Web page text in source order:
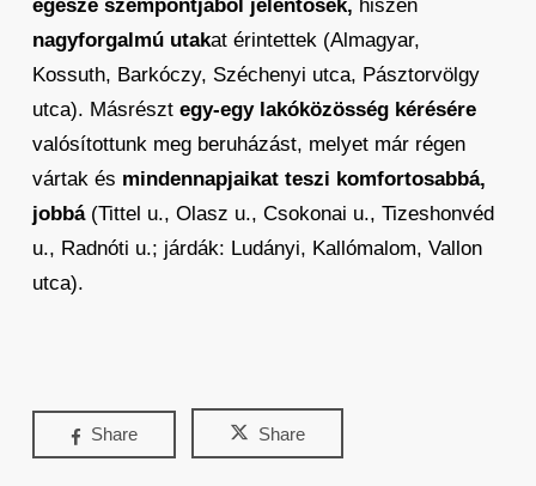
egésze szempontjából jelentősek, hiszen
nagyforgalmú utakat érintettek (Almagyar,
Kossuth, Barkóczy, Széchenyi utca, Pásztorvölgy
utca). Másrészt egy-egy lakóközösség kérésére
valósítottunk meg beruházást, melyet már régen
vártak és mindennapjaikat teszi komfortosabbá,
jobbá(Tittel u., Olasz u., Csokonai u., Tizeshonvéd
u., Radnóti u.; járdák: Ludányi, Kallómalom, Vallon
utca).
Share Share